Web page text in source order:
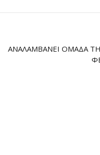
ΑΝΑΛΑΜΒΆΝΕΙ ΟΜΆΔΑ